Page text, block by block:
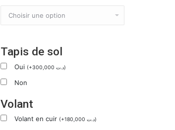
Tapis de sol
Oui (+300,000 د.ت)
Non
Volant
Volant en cuir (+180,000 د.ت)